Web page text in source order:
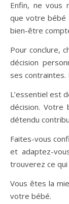
Enfin, ne vous
que votre bébé
bien-être
Pour conclure,
décision
ses contraintes.
L’essentiel est
décision.
détendu
Faites-vous
et adaptez-
trouverez ce qui
Vous êtes la
votre bébé.